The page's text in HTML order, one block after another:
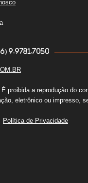
9.9781.7050
proibida a reprodução do
eletrônico ou impresso,
Política de Privacidade